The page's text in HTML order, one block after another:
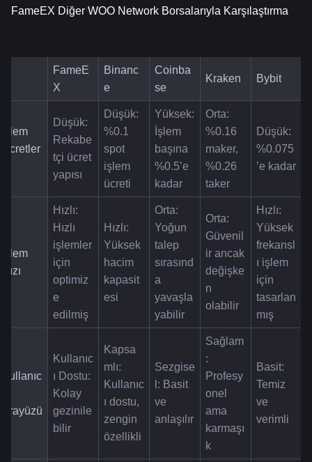
FameEX Diğer WOO Network Borsalarıyla Karşılaştırma
FameE
X
Binanc
e
Coinba
se
Kraken Bybit
İşlem
Ücretler
Düşük:
Rekabe
tçi ücret
yapısı
Düşük:
%0.1
spot
işlem
ücreti
Yüksek:
İşlem
başına
%0.5’e
kadar
Orta:
%0.16
maker,
%0.26
taker
Düşük:
%0.075
’e kadar
İşlem
Hızı
Hızlı:
Hızlı
işlemler
için
optimiz
e
edilmiş
Hızlı:
Yüksek
hacim
kapasit
esi
Orta:
Yoğun
talep
sırasınd
a
yavaşla
yabilir
Orta:
Güvenil
ir ancak
değişke
n
olabilir
Hızlı:
Yüksek
frekansl
ı işlem
için
tasarlan
mış
Kullanıc
Arayüzü
Kullanıc
ı Dostu:
Kolay
gezinile
bilir
Kapsa
mlı:
Kullanıc
ı dostu,
zengin
özellikli
Sezgise
l: Basit
ve
anlaşılır
Sağlam
:
Profesy
onel
ama
karmaşı
k
Basit:
Temiz
ve
verimli